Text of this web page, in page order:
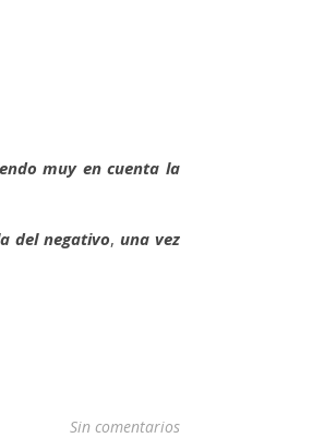
muy en cuenta la
del negativo,una vez
Sin comentarios